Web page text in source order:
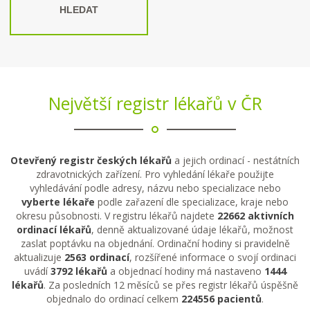
HLEDAT
Největší registr lékařů v ČR
Otevřený registr českých lékařů a jejich ordinací - nestátních
zdravotnických zařízení. Pro vyhledání lékaře použijte
vyhledávání podle adresy, názvu nebo specializace nebo
vyberte lékaře podle zařazení dle specializace, kraje nebo
okresu působnosti. V registru lékařů najdete 22662 aktivních
ordinací lékařů, denně aktualizované údaje lékařů, možnost
zaslat poptávku na objednání. Ordinační hodiny si pravidelně
aktualizuje 2563 ordinací, rozšířené informace o svojí ordinaci
uvádí3792 lékařů a objednací hodiny má nastaveno 1444
lékařů. Za posledních 12 měsíců se přes registr lékařů úspěšně
objednalo do ordinací celkem 224556 pacientů.